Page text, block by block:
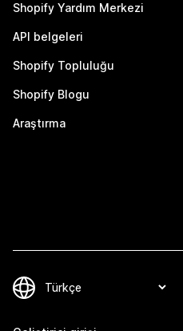
Shopify Yardım Merkezi
API belgeleri
Shopify Topluluğu
Shopify Blogu
Araştırma